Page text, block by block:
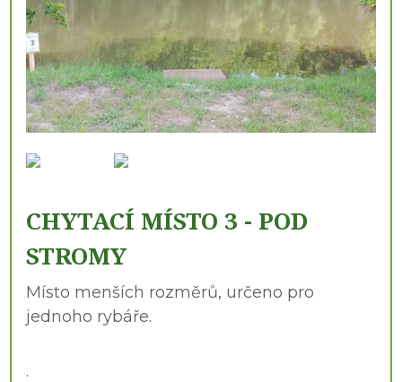
CHYTACÍ MÍSTO 3 - POD
STROMY
Místo menších rozměrů, určeno pro
jednoho rybáře.
.